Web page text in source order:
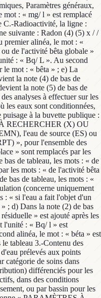
Paramètres généraux,
mot : « mg/ l » est remplacé
C.-Radioactivité, la ligne :
suivante : Radon (4) (5) x / /
premier alinéa, le mot : «
de l'activité bêta globale »
: « Bq/ L ». Au second
le mot : « bêta » ; e) La
la note (4) de bas de
la note (5) de bas de
analyses à effectuer sur les
les eaux sont conditionnées,
à la buvette publique :
RECHERCHER (X) OU
l'eau de source (ES) ou
», pour l'ensemble des
» sont remplacés par les
de tableau, les mots : « de
les mots : « de l'activité bêta
bas de tableau, les mots : «
(concerne uniquement
: « si l'eau a fait l'objet d'un
; d) Dans la note (2) de bas
» est ajouté après les
l'unité : « Bq/ l » est
alinéa, le mot : « béta » est
tableau 3.-Contenu des
prélevés aux points
catégorie de soins dans
différenciés pour les
dans des conditions
ou par bassin pour les